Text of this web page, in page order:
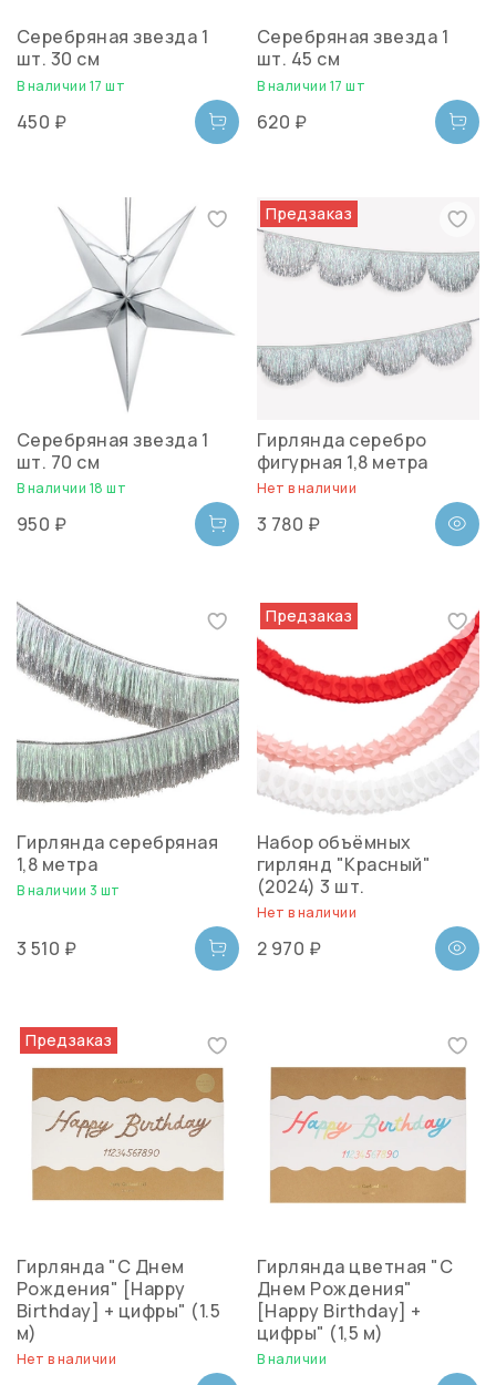
Серебряная звезда 1
шт. 30 см
В наличии 17 шт
450 ₽
Серебряная звезда 1
шт. 45 см
В наличии 17 шт
620 ₽
Серебряная звезда 1
шт. 70 см
В наличии 18 шт
950 ₽
Предзаказ
Гирлянда серебро
фигурная 1,8 метра
Нет в наличии
3 780 ₽
Гирлянда серебряная
1,8 метра
В наличии 3 шт
3 510 ₽
Предзаказ
Набор объёмных
гирлянд "Красный"
(2024) 3 шт.
Нет в наличии
2 970 ₽
Предзаказ
Гирлянда "С Днем
Рождения" [Happy
Birthday] + цифры" (1.5
м)
Нет в наличии
Гирлянда цветная "С
Днем Рождения"
[Happy Birthday] +
цифры" (1,5 м)
В наличии